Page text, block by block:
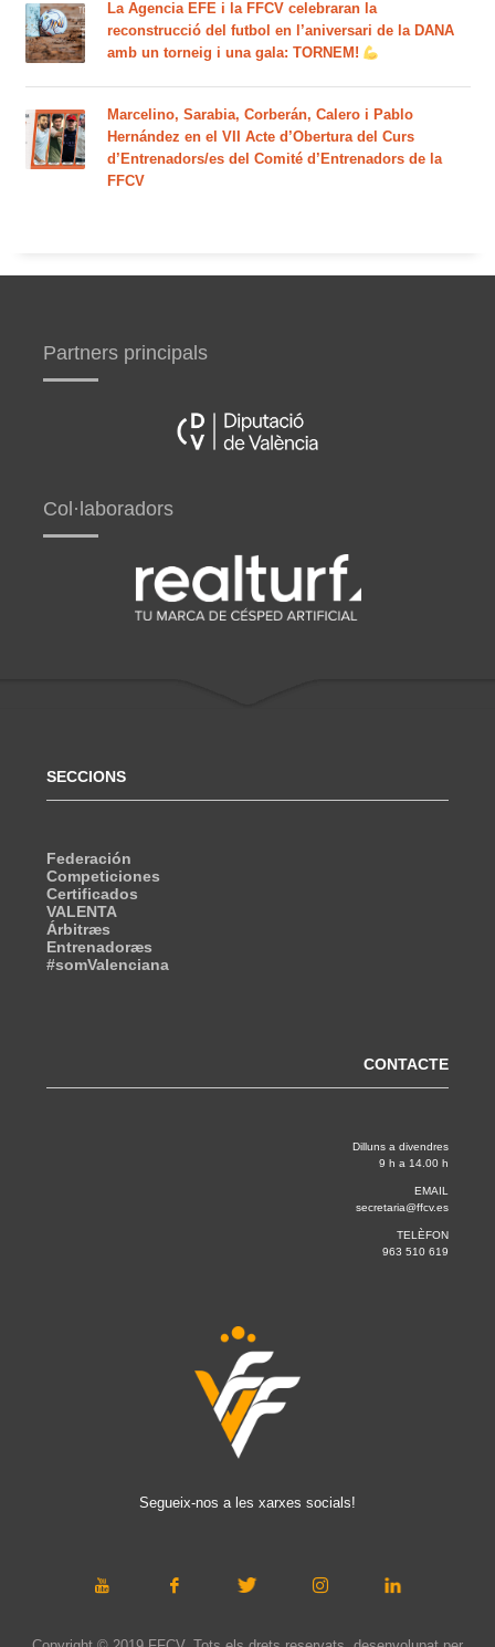
La Agencia EFE i la FFCV celebraran la
reconstrucció del futbol en l’aniversari de la DANA
amb un torneig i una gala: TORNEM!
Marcelino, Sarabia, Corberán, Calero i Pablo
Hernández en el VII Acte d’Obertura del Curs
d’Entrenadors/es del Comité d’Entrenadors de la
FFCV
Partners principals
Col·laboradors
SECCIONS
Federación
Competiciones
Certificados
VALENTA
Árbitræs
Entrenadoræs
#somValenciana
CONTACTE
Dilluns a divendres
9 h a 14.00 h
EMAIL
secretaria@ffcv.es
TELÈFON
963 510 619
Segueix-nos a les xarxes socials!